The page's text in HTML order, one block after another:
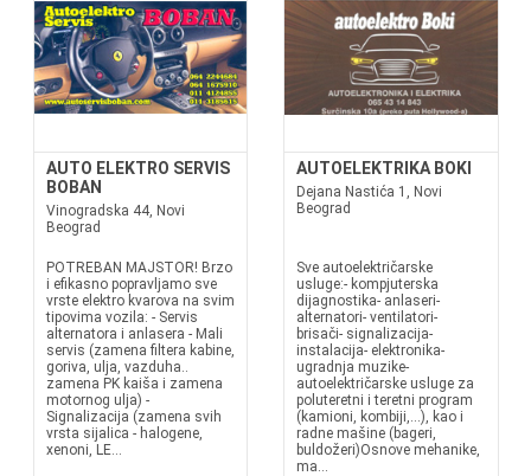
AUTO ELEKTRO SERVIS
BOBAN
Vinogradska 44, Novi
Beograd
POTREBAN MAJSTOR! Brzo
i efikasno popravljamo sve
vrste elektro kvarova na svim
tipovima vozila: - Servis
alternatora i anlasera - Mali
servis (zamena filtera kabine,
goriva, ulja, vazduha..
zamena PK kaiša i zamena
motornog ulja) -
Signalizacija (zamena svih
vrsta sijalica - halogene,
xenoni, LE...
AUTOELEKTRIKA BOKI
Dejana Nastića 1, Novi
Beograd
Sve autoelektričarske
usluge:- kompjuterska
dijagnostika- anlaseri-
alternatori- ventilatori-
brisači- signalizacija-
instalacija- elektronika-
ugradnja muzike-
autoelektričarske usluge za
poluteretni i teretni program
(kamioni, kombiji,...), kao i
radne mašine (bageri,
buldožeri)Osnove mehanike,
ma...